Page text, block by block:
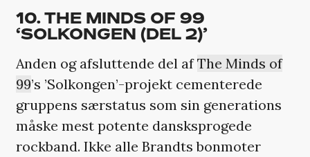
10. THE MINDS OF 99
‘SOLKONGEN (DEL 2)’
Anden og afsluttende del afThe Minds of
99’s ’Solkongen’-projekt cementerede
gruppens særstatus som sin generations
måske mest potente dansksprogede
rockband. Ikke alle Brandts bonmoter